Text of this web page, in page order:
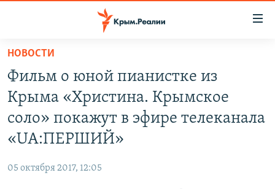
Вернуться
основному
содержанию
Вернутся
главной
Вернутся
КАРТА ВОЕННЫХ ОБЪЕКТОВ КРЫМА
ВОДА
ИСТОРИЯ
ИНТЕРАКТИВ
РАДІО СВОБОДА
НОВОСТИ
Фильм о юной пианистке из
Крыма «Христина. Крымское
соло» покажут в эфире телеканала
«UA:ПЕРШИЙ»
05 октября 2017, 12:05